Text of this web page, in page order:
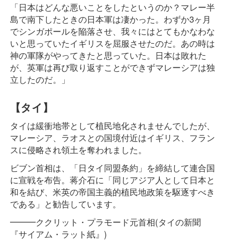
「日本はどんな悪いことをしたというのか？マレー半
島で南下したときの日本軍は凄かった。わずか3ヶ月
でシンガポールを陥落させ、我々にはとてもかなわな
いと思っていたイギリスを屈服させたのだ。あの時は
神の軍隊がやってきたと思っていた。日本は敗れた
が、英軍は再び取り返すことができずマレーシアは独
立したのだ。」
【タイ】
タイは緩衝地帯として植民地化されませんでしたが、
マレーシア、ラオスとの国境付近はイギリス、フラン
スに侵略され領土を奪われました。
ビブン首相は、「日タイ同盟条約」を締結して連合国
に宣戦を布告。蒋介石に「同じアジア人として日本と
和を結び、米英の帝国主義的植民地政策を駆逐すべき
である」と勧告しています。
━━━ククリット・プラモード元首相(タイの新聞
『サイアム・ラット紙』)